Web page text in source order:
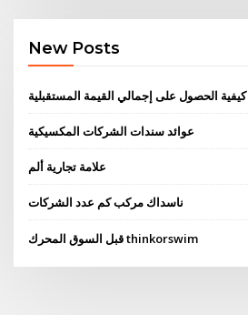
New Posts
كيفية الحصول على إجمالي القيمة المستقبلية
عوائد سندات الشركات المكسيكية
علامة تجارية ألم
ناسداك مركب كم عدد الشركات
قبل السوق المحرك thinkorswim